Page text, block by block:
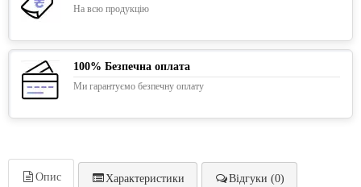
На всю продукцію
100% Безпечна оплата
Ми гарантуємо безпечну оплату
Опис Характеристики Відгуки (0)